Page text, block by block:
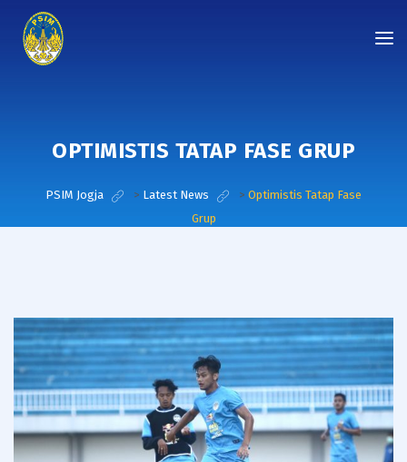
OPTIMISTIS TATAP FASE GRUP
PSIM Jogja > Latest News > Optimistis Tatap Fase
Grup